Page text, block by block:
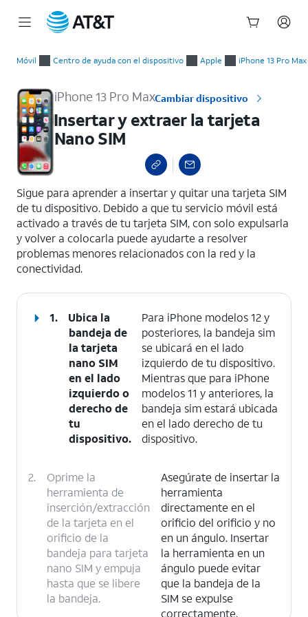
Móvil Centro de ayuda con el dispositivo Apple iPhone 13 Pro Max
iPhone 13 Pro MaxCambiar dispositivo
Insertar y extraer la tarjeta
Nano SIM
Sigue para aprender a insertar y quitar una tarjeta SIM
de tu dispositivo. Debido a que tu servicio móvil está
activado a través de tu tarjeta SIM, con solo expulsarla
y volver a colocarla puede ayudarte a resolver
problemas menores relacionados con la red y la
conectividad.
1.
Ubica la
bandeja de
la tarjeta
nano SIM
en el lado
izquierdo o
derecho de
tu
dispositivo.
Para iPhone modelos 12 y
posteriores, la bandeja sim
se ubicará en el lado
izquierdo de tu dispositivo.
Mientras que para iPhone
modelos 11 y anteriores, la
bandeja sim estará ubicada
en el lado derecho de tu
dispositivo.
2.
Oprime la
herramienta de
inserción/extracción
de la tarjeta en el
orificio de la
bandeja para tarjeta
nano SIM y empuja
hasta que se libere
la bandeja.
Asegúrate de insertar la
herramienta
directamente en el
orificio del orificio y no
en un ángulo. Insertar
la herramienta en un
ángulo puede evitar
que la bandeja de la
SIM se expulse
correctamente.